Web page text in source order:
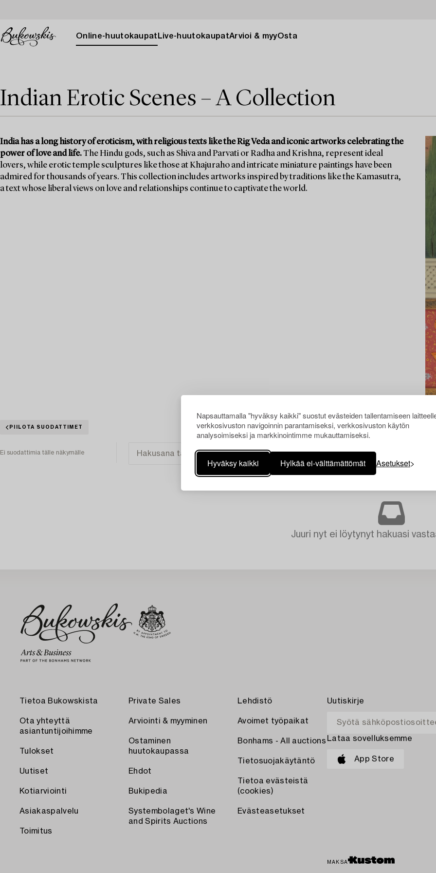
Napsauttamalla "hyväksy kaikki" suostut evästeiden tallentamiseen
verkkosivuston navigoinnin parantamiseksi, verkkosivuston käytön
analysoimiseksi ja markkinointimme mukauttamiseksi.
Hyväksy kaikki Hylkää ei-välttämättömät Asetukset
Online-huutokaupat Live-huutokaupatArvioi & myyOsta
Indian Erotic Scenes – A Collection
India has a long history of eroticism, with religious texts like the Rig Veda and iconic artworks celebrating the
power of love and life. The Hindu gods, such as Shiva and Parvati or Radha and Krishna, represent ideal
lovers, while erotic temple sculptures like those at Khajuraho and intricate miniature paintings have been
admired for thousands of years. This collection includes artworks inspired by traditions like the Kamasutra,
a text whose liberal views on love and relationships continue to captivate the world.
PIILOTA SUODATTIMET
Ei suodattimia tälle näkymälle
Juuri nyt ei löytynyt hakuasi
Tietoa Bukowskista
Ota yhteyttä
asiantuntijoihimme
Tulokset
Uutiset
Kotiarviointi
Asiakaspalvelu
Toimitus
Private Sales
Arviointi & myyminen
Ostaminen
huutokaupassa
Ehdot
Bukipedia
Systembolaget's Wine
and Spirits Auctions
Lehdistö
Avoimet työpaikat
Bonhams - All auctions
Tietosuojakäytäntö
Tietoa evästeistä
(cookies)
Evästeasetukset
Uutiskirje
Lataa sovelluksemme
App Store
MAKSA